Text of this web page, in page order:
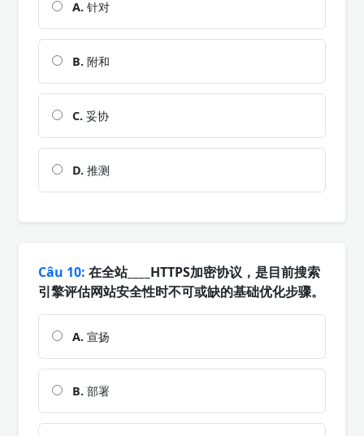
A. 针对
B. 附和
C. 妥协
D. 推测
Câu 10: 在全站____HTTPS加密协议，是目前搜索
引擎评估网站安全性时不可或缺的基础优化步骤。
A. 宣扬
B. 部署